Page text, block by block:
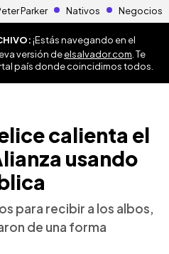
Parker Nativos Negocios
¡Estás navegando en el
versión deelsalvador.com . Te
país donde coincidimos todos.
calienta el
usando
para recibir a los albos,
de una forma